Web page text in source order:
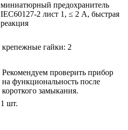
миниатюрный предохранитель
IEC60127-2 лист 1, ≤ 2 A, быстрая
реакция
крепежные гайки: 2
Рекомендуем проверить прибор
на функциональность после
короткого замыкания.
1 шт.